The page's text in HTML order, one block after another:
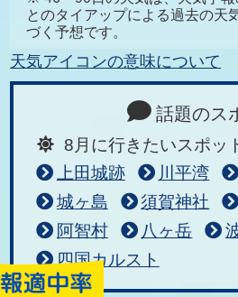
とのタイアップによる過去の天
づく予想です。
天気アイコンの意味について
話題のス
8月に行きたいスポッ
上田城跡
川平湾
城ヶ島
須賀神社
阿智村
八ヶ岳
四国カルスト